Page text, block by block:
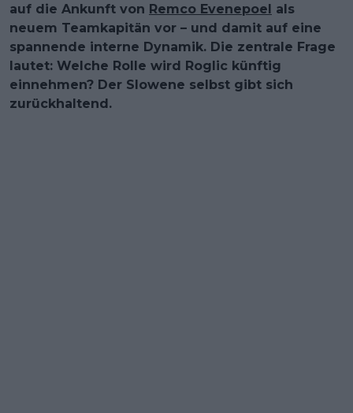
auf die Ankunft von Remco Evenepoel als
neuem Teamkapitän vor – und damit auf eine
spannende interne Dynamik. Die zentrale Frage
lautet: Welche Rolle wird Roglic künftig
einnehmen? Der Slowene selbst gibt sich
zurückhaltend.